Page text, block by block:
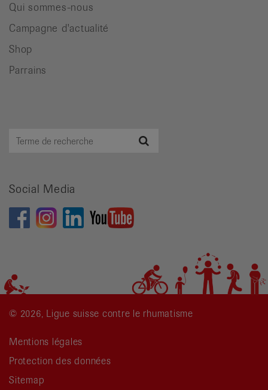
Qui sommes-nous
Campagne d'actualité
Shop
Parrains
Terme
Social Media
© 2026, Ligue suisse contre le rhumatisme
Mentions légales
Protection des données
Sitemap